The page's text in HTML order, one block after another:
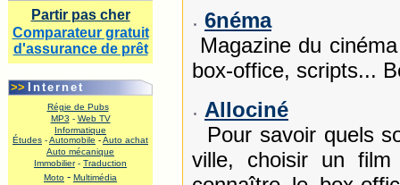
Partir pas cher
Comparateur gratuit
d'assurance de prêt
>> Internet
Régie de Pubs
MP3 - Web TV
Informatique
Études -Automobile -Auto achat
Auto mécanique
Immobilier- Traduction
Moto - Multimédia
6néma
Magazine du
box-office, scripts...
Allociné
Pour savoir quels
ville, choisir un film